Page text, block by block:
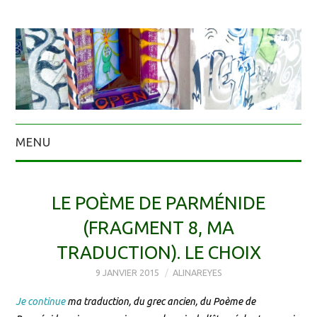
MENU
LE POÈME DE PARMÉNIDE
(FRAGMENT 8, MA
TRADUCTION). LE CHOIX
9 JANVIER 2015 ALINAREYES
Je continuema traduction, du grec ancien, du Poème de